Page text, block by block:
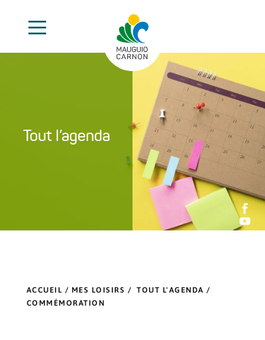


Tout l’agenda
ACCUEIL / MES LOISIRS /TOUT L'AGENDA /
COMMÉMORATION